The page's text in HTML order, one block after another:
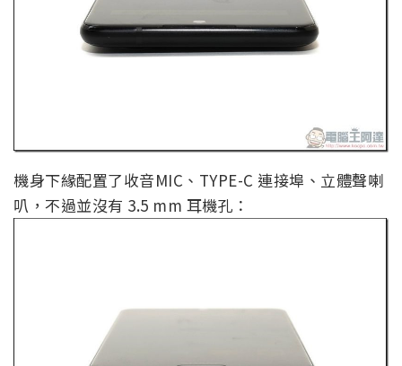
機身下緣配置了收音MIC、TYPE-C 連接埠、立體聲喇
叭，不過並沒有 3.5 mm 耳機孔：